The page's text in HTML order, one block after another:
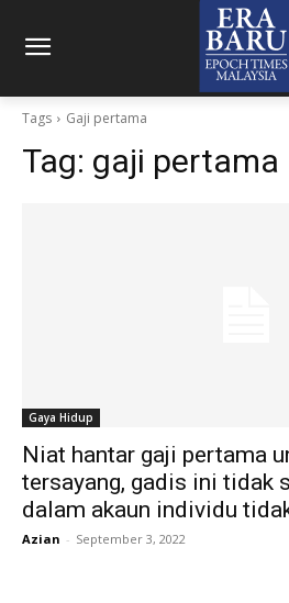
Tags Gaji pertama
Tag: gaji pertama
Gaya Hidup
Niat hantar gaji pertama
tersayang, gadis ini tidak
dalam akaun individu
Azian - September 3, 2022